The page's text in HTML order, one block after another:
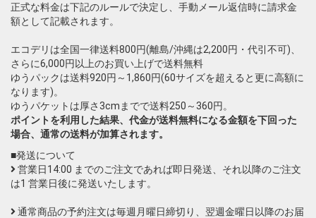
正式な料金は下記のルールで決定し、手動メール返信時に請求金
額として記載されます。
エコデリは全国一律送料800円(離島/沖縄は2,200円・代引不可)、
さらに6,000円以上のお買い上げで送料無料
ゆうパックは送料920円～1,860円(60サイズを超えると更に高額に
なります)。
ゆうパケットは厚さ3cmまでで送料250～360円。
ポイントを利用した結果、代金が送料無料になる金額を下回った
場合、通常の送料が加算されます。
■発送について
営業日14:00 までのご注文であれば即日発送、それ以降のご注文
は1 営業日後に発送いたします。
通常商品の予約注文は毎週月曜日締切り、翌週金曜日以降のお届